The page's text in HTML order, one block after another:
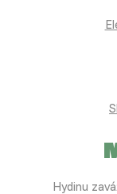
Hydinu